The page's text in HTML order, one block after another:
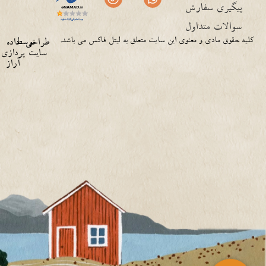
پیگیری سفارش
سوالات متداول
داده
پردازی
آراز
توسططراحی
سایت
کلیه حقوق مادی و معنوی این سایت متعلق به لیتل فاکس می باشد.